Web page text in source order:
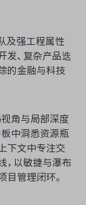
及强工程属性
发、复杂产品迭
的金融与科技
角与局部深度
中洞悉资源瓶
下文中专注交
，以敏捷与瀑布
目管理闭环。